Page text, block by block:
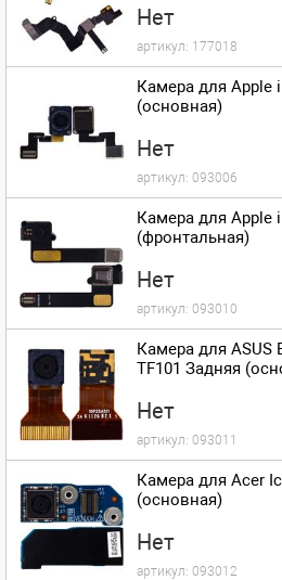
Нет
артикул: 177018
Камера для Apple
(основная)
Нет
артикул: 093006
Камера для Apple
(фронтальная)
Нет
артикул: 093010
Камера для ASUS
TF101 Задняя
Нет
артикул: 093011
Камера для Acer
(основная)
Нет
артикул: 093012